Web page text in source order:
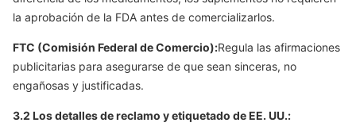
la aprobación de la FDA antes de comercializarlos.
FTC (Comisión Federal de Comercio):Regula las afirmaciones
publicitarias para asegurarse de que sean sinceras, no
engañosas y justificadas.
3.2 Los detalles de reclamo y etiquetado de EE. UU.: